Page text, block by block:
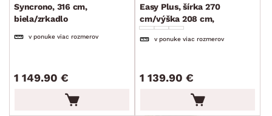
MIESTNOSŤ
SKLADOVOSŤ
Syncrono, 316 cm,
biela/zrkadlo
v ponuke viac rozmerov
1 149.90 €
Easy Plus, šírka 270
cm/výška 208 cm,
grafit/sklo
v ponuke viac rozmerov
1 139.90 €